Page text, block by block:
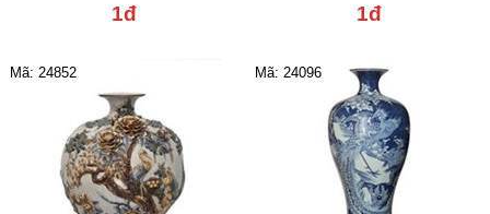
1đ 1đ
Mã: 24852 Mã: 24096